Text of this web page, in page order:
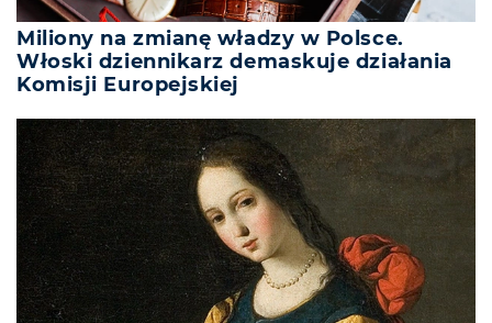
Miliony na zmianę władzy w Polsce.
Włoski dziennikarz demaskuje działania
Komisji Europejskiej